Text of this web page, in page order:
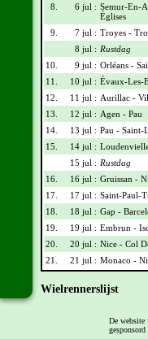
8.
6 jul : Semur-En-
Églises
9. 7 jul : Troyes -
8 jul : Rustdag
10.
9 jul : Orléans -
11.
10 jul : Évaux-Les-
12.
11 jul : Aurillac -
13.
12 jul : Agen - Pau
14.
13 jul : Pau - Saint-
15.
14 jul :
15 jul : Rustdag
16.
16 jul : Gruissan -
17.
17 jul : Saint-Paul-
18.
18 jul : Gap -
19.
19 jul : Embrun -
20.
20 jul : Nice - Col
21.
21 jul : Monaco -
Wielrennerslijst
Wout Van Aert
De website
gesponsord